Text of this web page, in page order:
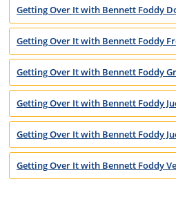
Getting Over It with Bennett Foddy
Getting Over It with Bennett Foddy
Getting Over It with Bennett Foddy
Getting Over It with Bennett Foddy
Getting Over It with Bennett Foddy
Getting Over It with Bennett Foddy